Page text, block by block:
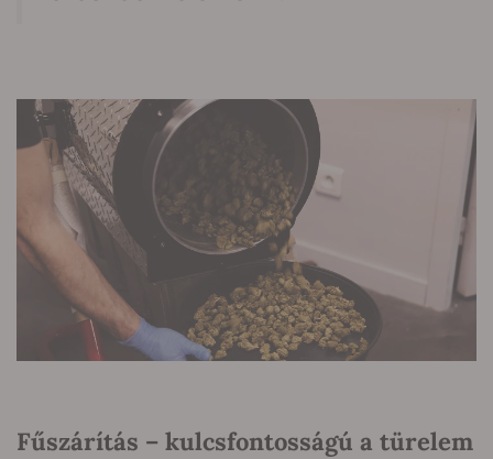
Fűszárítás – kulcsfontosságú a türelem